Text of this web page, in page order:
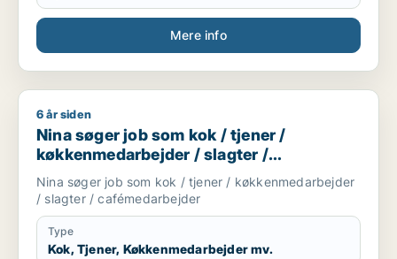
Mere info
Nina søger job som kok / tjener / køkkenmedarbejder /
6 år siden
Nina søger job som kok / tjener /
køkkenmedarbejder / slagter /
cafémedarbejder
Nina søger job som kok / tjener / køkkenmedarbejder
/ slagter / cafémedarbejder
Type
Kok, Tjener, Køkkenmedarbejder mv.